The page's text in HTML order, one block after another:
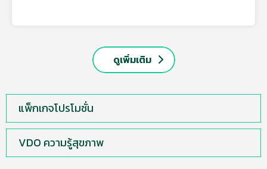
ดูเพิ่มเติม
แพ็กเกจโปรโมชั่น
VDO ความรู้สุขภาพ